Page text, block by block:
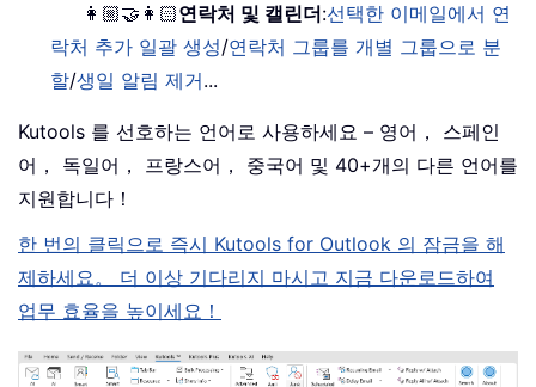
👩🏼‍🤝‍👩🏻연락처 및 캘린더:선택한 이메일에서 연
락처 추가 일괄 생성/연락처 그룹를 개별 그룹으로 분
할/생일 알림 제거...
Kutools 를 선호하는 언어로 사용하세요 – 영어， 스페인
어， 독일어， 프랑스어， 중국어 및 40+개의 다른 언어를
지원합니다！
한 번의 클릭으로 즉시 Kutools for Outlook 의 잠금을 해
제하세요。 더 이상 기다리지 마시고 지금 다운로드하여
업무 효율을 높이세요！